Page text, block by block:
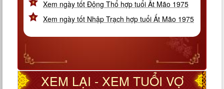
Xem ngày tốt Động Thổ hợp tuổi Ất Mão 1975
Xem ngày tốt Nhập Trạch hợp tuổi Ất Mão 1975
XEM LẠI - XEM TUỔI VỢ